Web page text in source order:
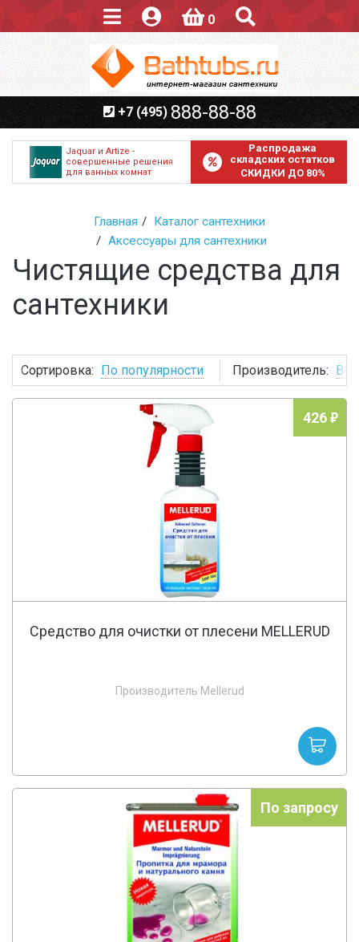
0
+7 (495) 888-88-88
Распродажа
складских остатков
СКИДКИ ДО 80%
Jaquar и Artize -
совершенные решения
для ванных комнат
Главная
Каталог сантехники
Аксессуары для сантехники
Чистящие средства для
сантехники
Сортировка: По популярности Производитель: Все
426
Средство для очистки от плесени MELLERUD
Производитель Mellerud
По запросу